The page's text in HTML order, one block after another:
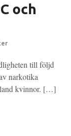
och
till följd
narkotika
kvinnor. […]